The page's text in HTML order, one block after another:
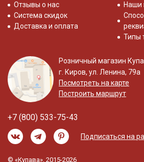
Отзывы о нас
Система скидок
Доставка и оплата
Наши
Типы
Розничный магазин
г. Киров, ул. Ленина, 79а
Посмотреть на карте
Построить маршрут
+7 (800) 533-75-43
Подписаться на
© «Купава», 2015-2026